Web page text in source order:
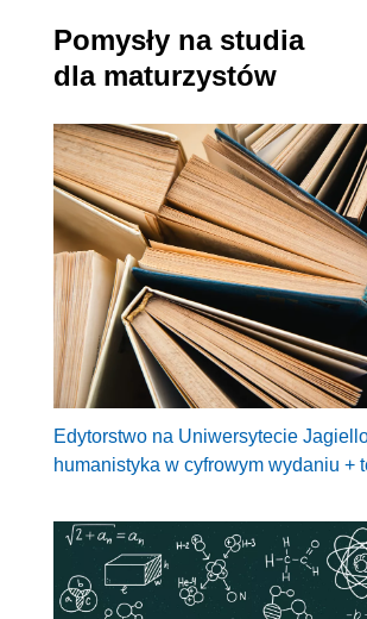
Pomysły na studia
dla maturzystów
Edytorstwo na Uniwersytecie
humanistyka w cyfrowym wydaniu +